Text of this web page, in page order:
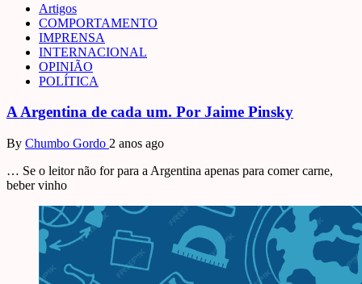
Artigos
COMPORTAMENTO
IMPRENSA
INTERNACIONAL
OPINIÃO
POLÍTICA
A Argentina de cada um. Por Jaime Pinsky
By Chumbo Gordo 2 anos ago
… Se o leitor não for para a Argentina apenas para comer carne,
beber vinho